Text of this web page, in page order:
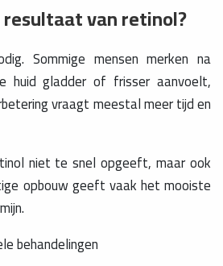
van retinol?
Sommige mensen merken na
huid gladder of frisser aanvoelt,
vraagt meestal meer tijd en
niet te snel opgeeft, maar ook
opbouw geeft vaak het mooiste
behandelingen